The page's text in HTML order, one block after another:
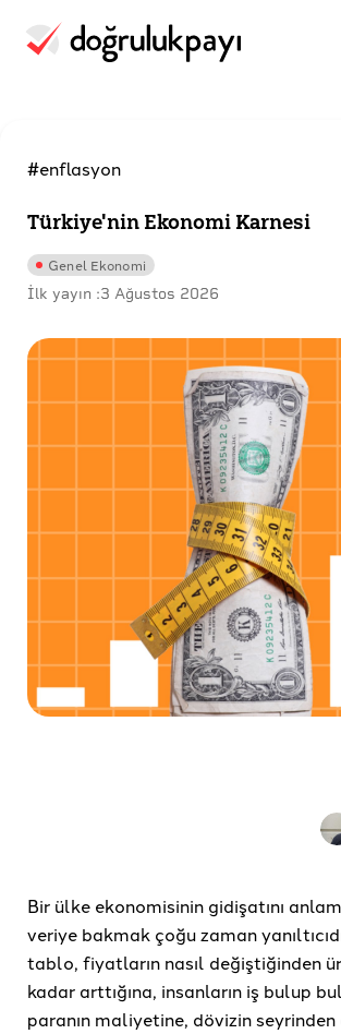
#enflasyon
Türkiye'nin Ekonomi Karnesi
Genel Ekonomi
İlk yayın :3 Ağustos 2026
Bir ülke ekonomisinin gidişatını
veriye bakmak çoğu zaman
tablo, fiyatların nasıl değiştiğinden
kadar arttığına, insanların iş bulup
paranın maliyetine, dövizin seyrinden